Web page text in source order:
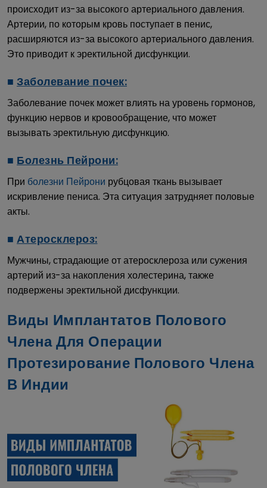
происходит из-за высокого артериального давления.
Артерии, по которым кровь поступает в пенис,
расширяются из-за высокого артериального давления.
Это приводит к эректильной дисфункции.
■ Заболевание почек:
Заболевание почек может влиять на уровень гормонов,
функцию нервов и кровообращение, что может
вызывать эректильную дисфункцию.
■ Болезнь Пейрони:
При болезни Пейрони рубцовая ткань вызывает
искривление пениса. Эта ситуация затрудняет половые
акты.
■ Атеросклероз:
Мужчины, страдающие от атеросклероза или сужения
артерий из-за накопления холестерина, также
подвержены эректильной дисфункции.
Виды Имплантатов Полового
Члена Для Операции
Протезирование Полового Члена
В Индии